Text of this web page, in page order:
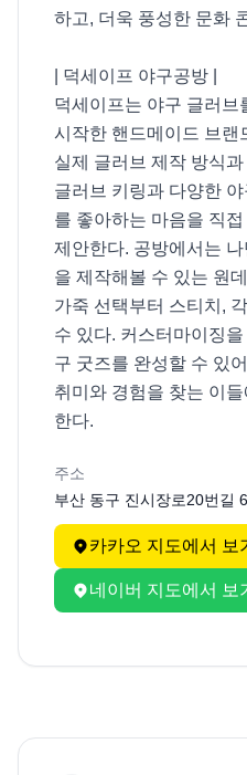
하고, 더욱 풍성한 문화
| 덕세이프 야구공방 |
덕세이프는 야구 글러브
시작한 핸드메이드 브랜
실제 글러브 제작 방식
글러브 키링과 다양한
를 좋아하는 마음을 직
제안한다. 공방에서는
을 제작해볼 수 있는 원
가죽 선택부터 스티치,
수 있다. 커스터마이징
구 굿즈를 완성할 수 있
취미와 경험을 찾는 이
한다.
주소
부산 동구 진시장로20번길
카카오 지도에서 보
네이버 지도에서 보